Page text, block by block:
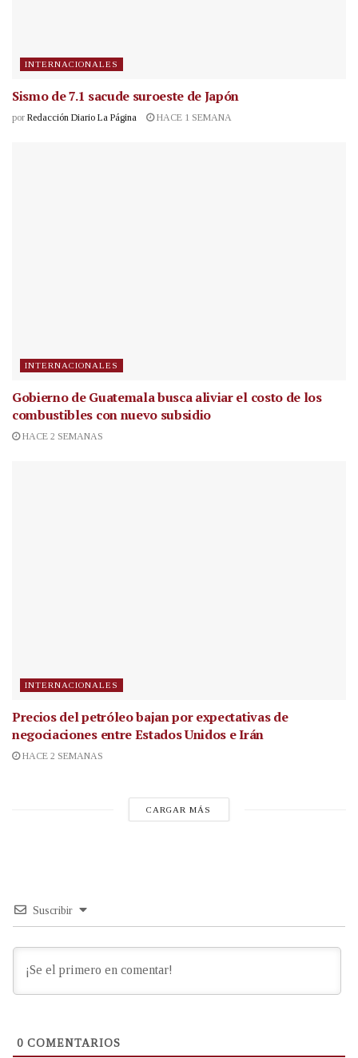
INTERNACIONALES
Sismo de 7.1 sacude suroeste de Japón
por Redacción Diario La Página HACE 1 SEMANA
INTERNACIONALES
Gobierno de Guatemala busca aliviar el costo de los
combustibles con nuevo subsidio
HACE 2 SEMANAS
INTERNACIONALES
Precios del petróleo bajan por expectativas de
negociaciones entre Estados Unidos e Irán
HACE 2 SEMANAS
CARGAR MÁS
Suscribir
0 COMENTARIOS